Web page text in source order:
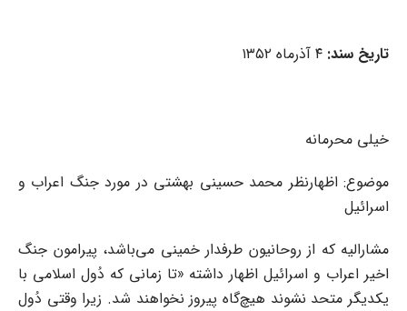
تاریخ سند:
خیلی محرمانه
موضوع: اظهارنظر محمد حسینی بهشتی در مورد جنگ اعراب و
اسرائیل
مشارالیه که از روحانیون طرفدار خمینی می‌باشد، پیرامون جنگ
اخیر اعراب و اسرائیل اظهار داشته «تا زمانی که دُول اسلامی با
یکدیگر متحد نشوند هیچ‌گاه پیروز نخواهند شد. زیرا وقتی دُول